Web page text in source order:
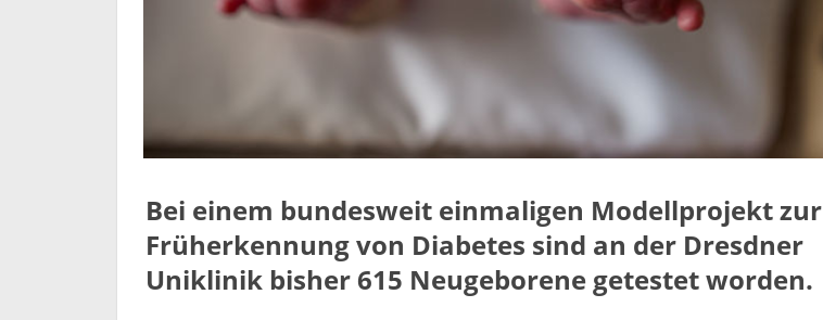
Bei einem bundesweit einmaligen Modellprojekt zur
Früherkennung von Diabetes sind an der Dresdner
Uniklinik bisher 615 Neugeborene getestet worden.